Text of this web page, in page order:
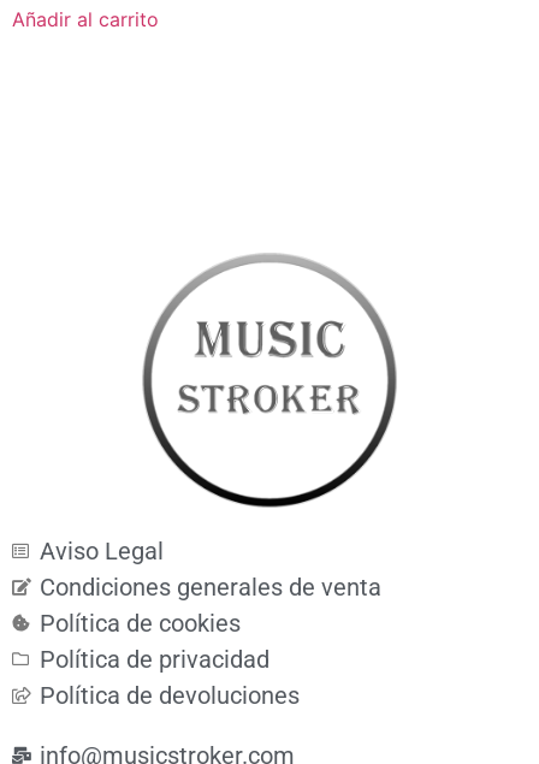
Añadir al carrito
Aviso Legal
Condiciones generales de venta
Política de cookies
Política de privacidad
Política de devoluciones
info@musicstroker.com